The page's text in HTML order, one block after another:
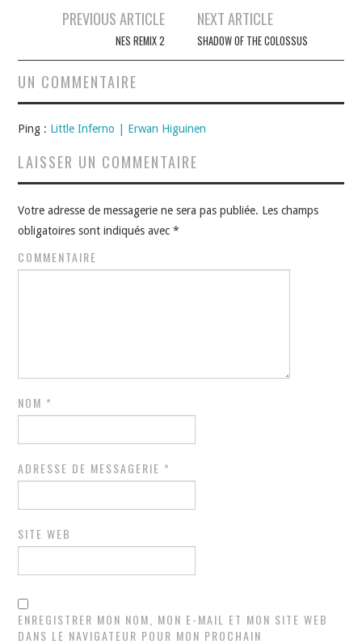
Navigation
articles
PREVIOUS ARTICLE
NES REMIX 2
NEXT ARTICLE
SHADOW OF THE COLOSSUS
UN COMMENTAIRE
Ping : Little Inferno | Erwan Higuinen
LAISSER UN COMMENTAIRE
Votre adresse de messagerie ne sera pas publiée. Les champs
obligatoires sont indiqués avec*
COMMENTAIRE
NOM *
ADRESSE DE MESSAGERIE *
SITE WEB
ENREGISTRER MON NOM, MON E-MAIL ET MON SITE WEB
DANS LE NAVIGATEUR POUR MON PROCHAIN